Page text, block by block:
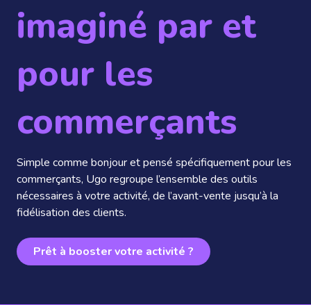
imaginé par et
pour les
commerçants
Simple comme bonjour et pensé spécifiquement pour les
commerçants, Ugo regroupe l’ensemble des outils
nécessaires à votre activité, de l’avant-vente jusqu’à la
fidélisation des clients.
Prêt à booster votre activité ?